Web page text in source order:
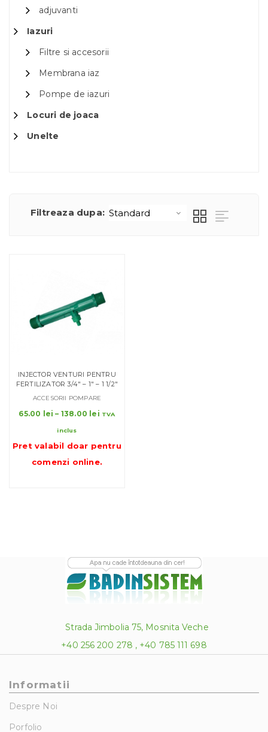
adjuvanti
Iazuri
Filtre si accesorii
Membrana iaz
Pompe de iazuri
Locuri de joaca
Unelte
Filtreaza dupa:
INJECTOR VENTURI PENTRU
FERTILIZATOR 3/4″ – 1″ – 1 1/2″
ACCESORII POMPARE
65.00 lei – 138.00 leiInterval
65.00 lei
până
TVA
inclus
Pret valabil doar pentru
comenzi online.
Strada Jimbolia 75, Mosnita Veche
+40 256 200 278 , +40 785 111 698
Informatii
Despre Noi
Porfolio